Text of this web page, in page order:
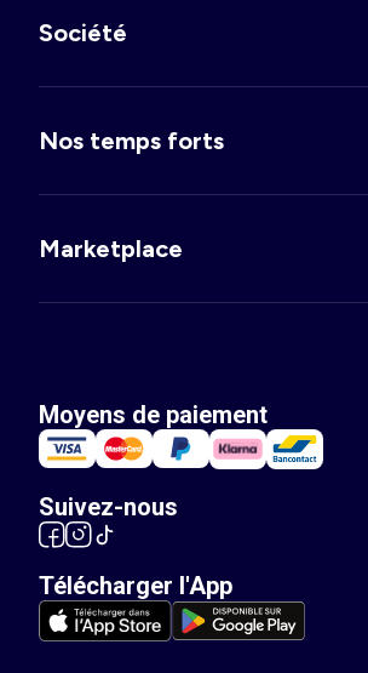
Société
Nos temps forts
Marketplace
Moyens de paiement
Suivez-nous
Télécharger l'App